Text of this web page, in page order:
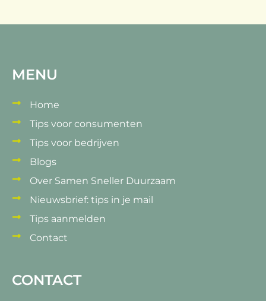
MENU
Home
Tips voor consumenten
Tips voor bedrijven
Blogs
Over Samen Sneller Duurzaam
Nieuwsbrief: tips in je mail
Tips aanmelden
Contact
CONTACT